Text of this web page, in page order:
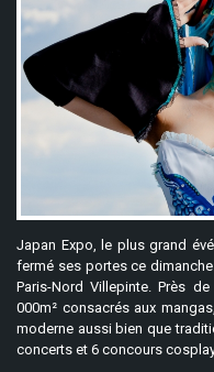
Japan Expo, le plus grand
fermé ses portes ce
Paris-Nord Villepinte. Près
000m² consacrés aux
moderne aussi bien que
concerts et 6 concours